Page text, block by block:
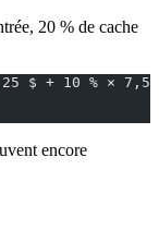
20 % de cache
$ + 10 % ×
encore